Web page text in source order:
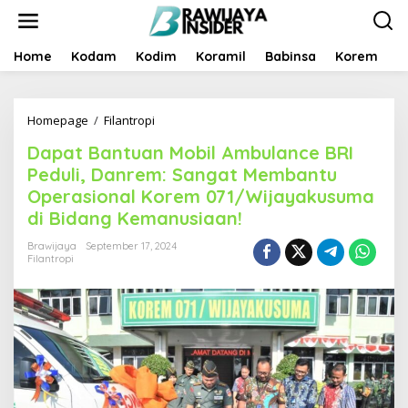
t
Home Kodam Kodim Koramil Babinsa Korem
Homepage / Filantropi
p
a
B
a
t
n
M
o
b
i
l
A
Dapat Bantuan Mobil Ambulance BRI
Peduli, Danrem: Sangat Membantu
Operasional Korem 071/Wijayakusuma
di Bidang Kemanusiaan!
Brawijaya
September 17, 2024
Filantropi